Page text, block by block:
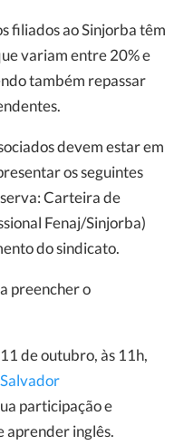
filiados ao Sinjorba têm
variam entre 20% e
também repassar
devem estar em
os seguintes
Carteira de
Fenaj/Sinjorba)
do sindicato.
preencher o
de outubro, às 11h,
participação e
aprender inglês.